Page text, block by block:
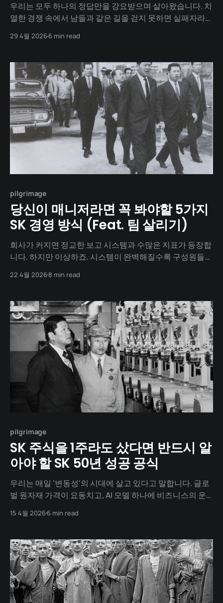
우리는 모두 하나의 정답만을 강요받으며 살아왔습니다. 치
열한 경쟁 속에서 남들과 같은 길을 걷지 못하면 실패자라는
뼈저리게 느꼈으면서도, 어느새 현실에 순응하며 살았습니
는 것이 아니라, 나만의 길을 만들어가는 과정에 있다는 것
을요. 오늘은 실패했던 두 창업자가 다시
29 4월 20266 min read
pilgrimage
당신이 매니저라면 꼭 봐야할 5가지
SK 경영 방식 (Feat. 팀 살리기)
회사가 커지면 정교한 보고 시스템과 수많은 지표가 등장합
니다. 하지만 이상하죠. 시스템이 완벽해질수록 구성원들의
니다. 40년 전, 덩치가 커진 SK를 마주한 최종현은 이 '조직
계했습니다. 📍 1. 혼돈: 질서가 통하지 않는 거대 조직의 습
격 1970년대
22 4월 20268 min read
pilgrimage
SK 주식을 1주라도 샀다면 반드시 알
아야 할 SK 50년 성공 공식
우리는 매일 '변동성'의 시대에 살고 있다고 말합니다. 글로
벌 원자재 가격이 요동치고, AI 모델 하나에 비즈니스의 운
다 훨씬 더 처절한 '생존의 병목'에 갇혀 있던 한 사람이 있었
그 첫 번째 이야기를 시작합니다.
15 4월 20266 min read